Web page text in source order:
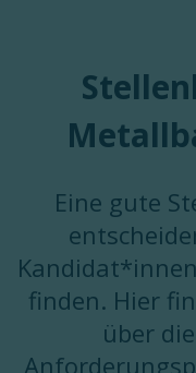
Eine gute
finden. Hier
über